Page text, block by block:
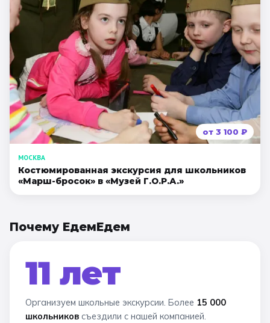
от 3 100 ₽
МОСКВА
Костюмированная экскурсия для школьников
«Марш-бросок» в «Музей Г.О.Р.А.»
Почему ЕдемЕдем
11 лет
Организуем школьные экскурсии. Более 15 000
школьников съездили с нашей компанией.